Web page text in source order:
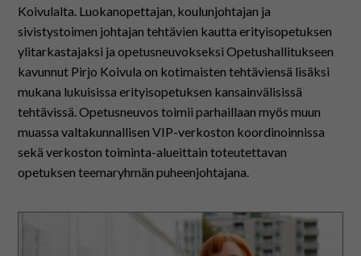
Koivulalta. Luokanopettajan, koulunjohtajan ja
sivistystoimen johtajan tehtävien kautta erityisopetuksen
ylitarkastajaksi ja opetusneuvokseksi Opetushallitukseen
kavunnut Pirjo Koivula on kotimaisten tehtäviensä lisäksi
mukana lukuisissa erityisopetuksen kansainvälisissä
tehtävissä. Opetusneuvos toimii parhaillaan myös muun
muassa valtakunnallisen VIP-verkoston koordinoinnissa
sekä verkoston toiminta-alueittain toteutettavan
opetuksen teemaryhmän puheenjohtajana.